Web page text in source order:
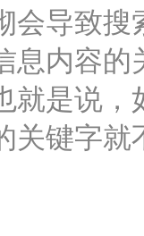
会导致
息内容
就是说
关键字